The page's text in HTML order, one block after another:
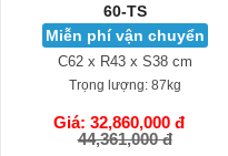
120-AL
Miễn phí vận chuyển
C120 x R60 x S52 cm
Trọng lượng:120kg
Giá: 30,190,000 đ
37,773,000 đ
GIỎ HÀNG